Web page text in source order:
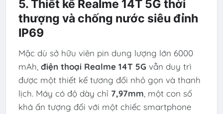
5. Thiết kế Realme 14T 5G thời
thượng và chống nước siêu đỉnh
IP69
Mặc dù sở hữu viên pin dung lượng lớn 6000
mAh, điện thoại Realme 14T 5G vẫn duy trì
được một thiết kế tương đối nhỏ gọn và thanh
lịch. Máy có độ dày chỉ 7,97mm , một con số
khá ấn tượng đối với một chiếc smartphone